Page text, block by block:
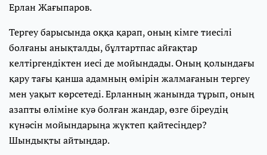
Ерлан Жағыпаров.
Тергеу барысында оққа қарап, оның кімге тиесілі
болғаны анықталды, бұлтартпас айғақтар
келтіргендіктен иесі де мойындады. Оның қолындағы
қару тағы қанша адамның өмірін жалмағанын тергеу
мен уақыт көрсетеді. Ерланның жанында тұрып, оның
азапты өліміне куә болған жандар, өзге біреудің
күнәсін мойындарыңа жүктеп қайтесіңдер?
Шындықты айтыңдар.